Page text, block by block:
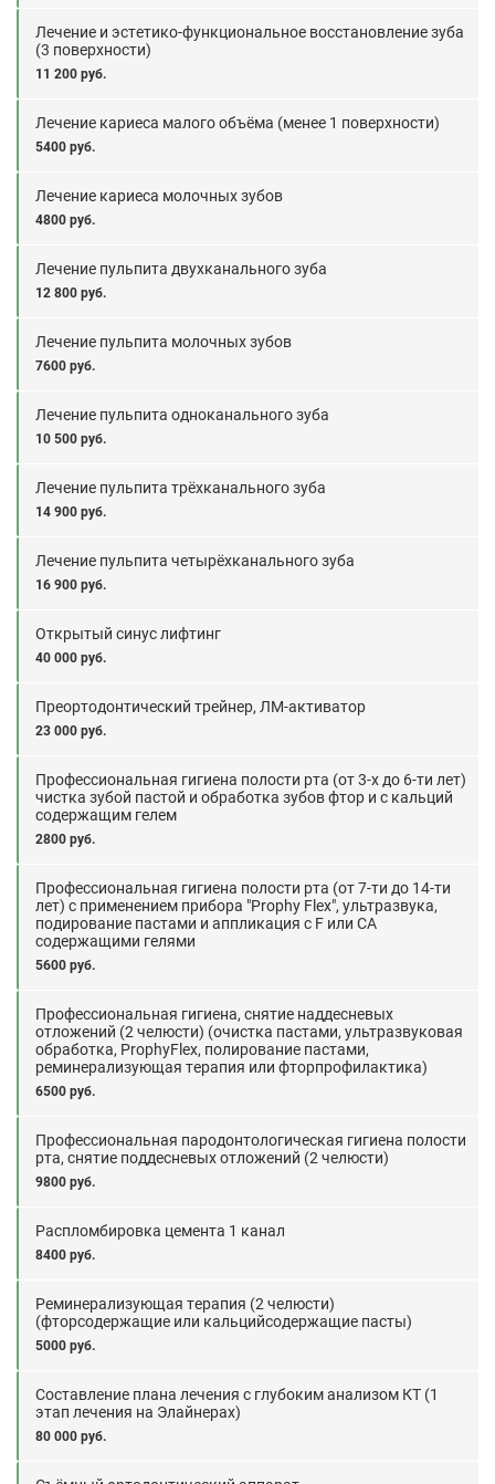
Лечение и эстетико-функциональное восстановление зуба
(3 поверхности)
11 200 руб.
Лечение кариеса малого объёма (менее 1 поверхности)
5400 руб.
Лечение кариеса молочных зубов
4800 руб.
Лечение пульпита двухканального зуба
12 800 руб.
Лечение пульпита молочных зубов
7600 руб.
Лечение пульпита одноканального зуба
10 500 руб.
Лечение пульпита трёхканального зуба
14 900 руб.
Лечение пульпита четырёхканального зуба
16 900 руб.
Открытый синус лифтинг
40 000 руб.
Преортодонтический трейнер, ЛМ-активатор
23 000 руб.
Профессиональная гигиена полости рта (от 3-х до 6-ти лет)
чистка зубой пастой и обработка зубов фтор и с кальций
содержащим гелем
2800 руб.
Профессиональная гигиена полости рта (от 7-ти до 14-ти
лет) с применением прибора "Prophy Flex", ультразвука,
подирование пастами и аппликация с F или CA
содержащими гелями
5600 руб.
Профессиональная гигиена, снятие наддесневых
отложений (2 челюсти) (очистка пастами, ультразвуковая
обработка, ProphyFlex, полирование пастами,
реминерализующая терапия или фторпрофилактика)
6500 руб.
Профессиональная пародонтологическая гигиена полости
рта, снятие поддесневых отложений (2 челюсти)
9800 руб.
Распломбировка цемента 1 канал
8400 руб.
Реминерализующая терапия (2 челюсти)
(фторсодержащие или кальцийсодержащие пасты)
5000 руб.
Составление плана лечения с глубоким анализом КТ (1
этап лечения на Элайнерах)
80 000 руб.